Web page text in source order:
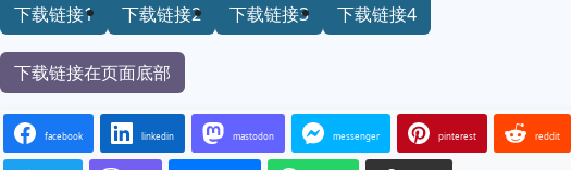
下载链接1 下载链接2 下载链接3 下载链接4
下载链接在页面底部
facebook linkedin mastodon messenger pinterest reddit